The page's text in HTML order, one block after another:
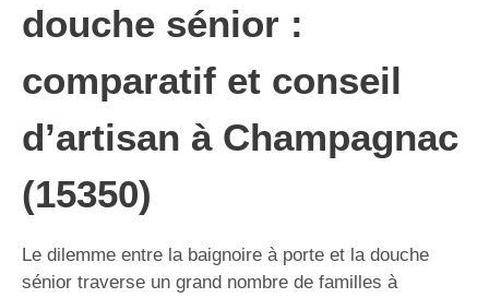
douche sénior :
comparatif et conseil
d’artisan à Champagnac
(15350)
Le dilemme entre la baignoire à porte et la douche
sénior traverse un grand nombre de familles à